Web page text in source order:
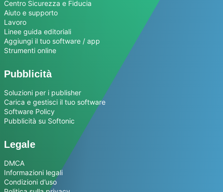
Centro Sicurezza e Fiducia
Aiuto e supporto
Lavoro
Linee guida editoriali
Aggiungi il tuo software / app
Strumenti online
Pubblicità
Soluzioni per i publisher
Carica e gestisci il tuo software
Software Policy
Pubblicità su Softonic
Legale
DMCA
Informazioni legali
Condizioni d’uso